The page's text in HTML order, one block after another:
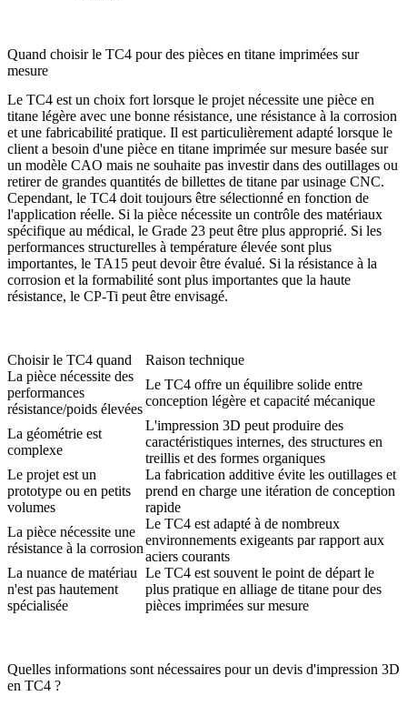
Quand choisir le TC4 pour des pièces en titane imprimées sur
mesure
Le TC4 est un choix fort lorsque le projet nécessite une pièce en
titane légère avec une bonne résistance, une résistance à la corrosion
et une fabricabilité pratique. Il est particulièrement adapté lorsque le
client a besoin d'une pièce en titane imprimée sur mesure basée sur
un modèle CAO mais ne souhaite pas investir dans des outillages ou
retirer de grandes quantités de billettes de titane par usinage CNC.
Cependant, le TC4 doit toujours être sélectionné en fonction de
l'application réelle. Si la pièce nécessite un contrôle des matériaux
spécifique au médical, le Grade 23 peut être plus approprié. Si les
performances structurelles à température élevée sont plus
importantes, le TA15 peut devoir être évalué. Si la résistance à la
corrosion et la formabilité sont plus importantes que la haute
résistance, le CP-Ti peut être envisagé.
Choisir le TC4 quand
Raison technique
La pièce nécessite des
performances
résistance/poids élevées
Le TC4 offre un équilibre solide entre
conception légère et capacité mécanique
La géométrie est
complexe
L'impression 3D peut produire des
caractéristiques internes, des structures en
treillis et des formes organiques
Le projet est un
prototype ou en petits
volumes
La fabrication additive évite les outillages et
prend en charge une itération de conception
rapide
La pièce nécessite une
résistance à la corrosion
Le TC4 est adapté à de nombreux
environnements exigeants par rapport aux
aciers courants
La nuance de matériau
n'est pas hautement
spécialisée
Le TC4 est souvent le point de départ le
plus pratique en alliage de titane pour des
pièces imprimées sur mesure
Quelles informations sont nécessaires pour un devis d'impression 3D
en TC4 ?